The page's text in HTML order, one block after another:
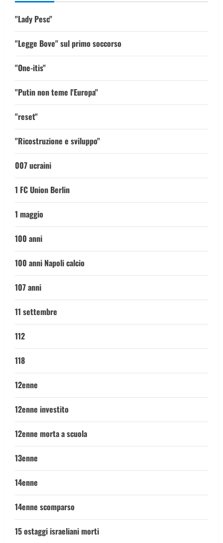
"Lady Pesc"
"Legge Bove" sul primo soccorso
"One-itis"
"Putin non teme l'Europa"
"reset"
"Ricostruzione e sviluppo"
007 ucraini
1 FC Union Berlin
1 maggio
100 anni
100 anni Napoli calcio
107 anni
11 settembre
112
118
12enne
12enne investito
12enne morta a scuola
13enne
14enne
14enne scomparso
15 ostaggi israeliani morti